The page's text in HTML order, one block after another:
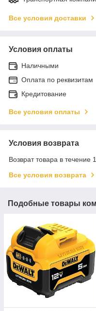
Все условия доставки
Условия оплаты
Наличными
Оплата по реквизитам
Кредитование
Все условия оплаты
Условия возврата
Возврат товара в течение
Все условия возврата
Подобные товары